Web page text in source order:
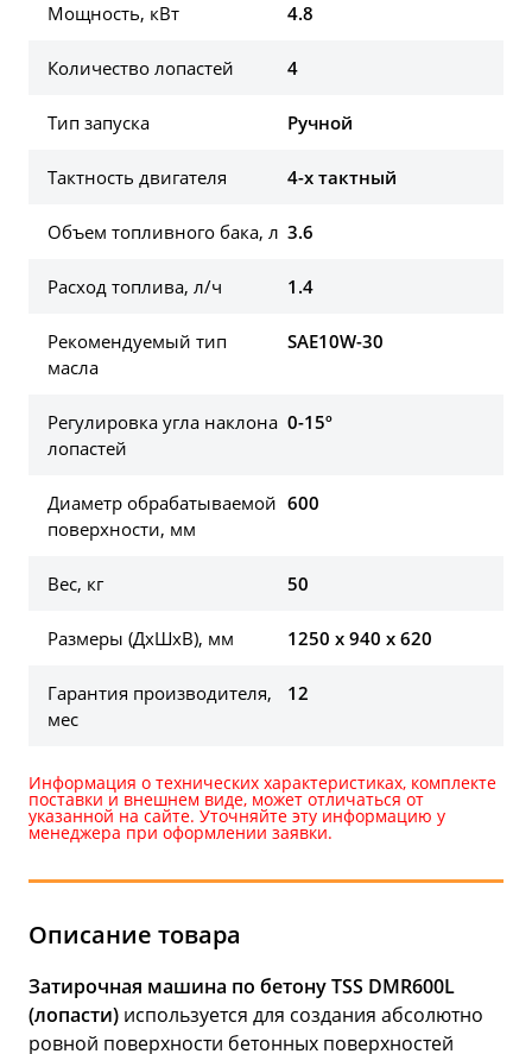
Мощность, кВт 4.8
Количество лопастей 4
Тип запуска Ручной
Тактность двигателя 4-х тактный
Объем топливного бака, л 3.6
Расход топлива, л/ч 1.4
Рекомендуемый тип
масла
SAE10W-30
Регулировка угла наклона
лопастей
0-15º
Диаметр обрабатываемой
поверхности, мм
600
Вес, кг 50
Размеры (ДхШхВ), мм 1250 х 940 х 620
Гарантия производителя,
мес
12
Информация о технических характеристиках, комплекте
поставки и внешнем виде, может отличаться от
указанной на сайте. Уточняйте эту информацию у
менеджера при оформлении заявки.
Описание товара
Затирочная машина по бетону TSS DMR600L
(лопасти) используется для создания абсолютно
ровной поверхности бетонных поверхностей